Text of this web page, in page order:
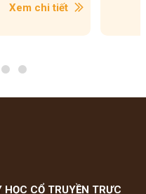
Xem chi tiết
CỔ TRUYỀN TRỰC